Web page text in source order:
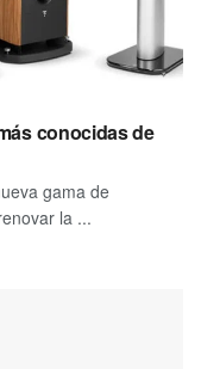
conocidas de
gama de
la ...